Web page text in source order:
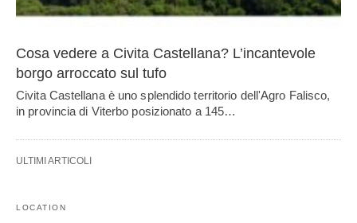
Cosa vedere a Civita Castellana? L’incantevole
borgo arroccato sul tufo
Civita Castellana è uno splendido territorio dell'Agro Falisco,
in provincia di Viterbo posizionato a 145…
ULTIMI ARTICOLI
LOCATION